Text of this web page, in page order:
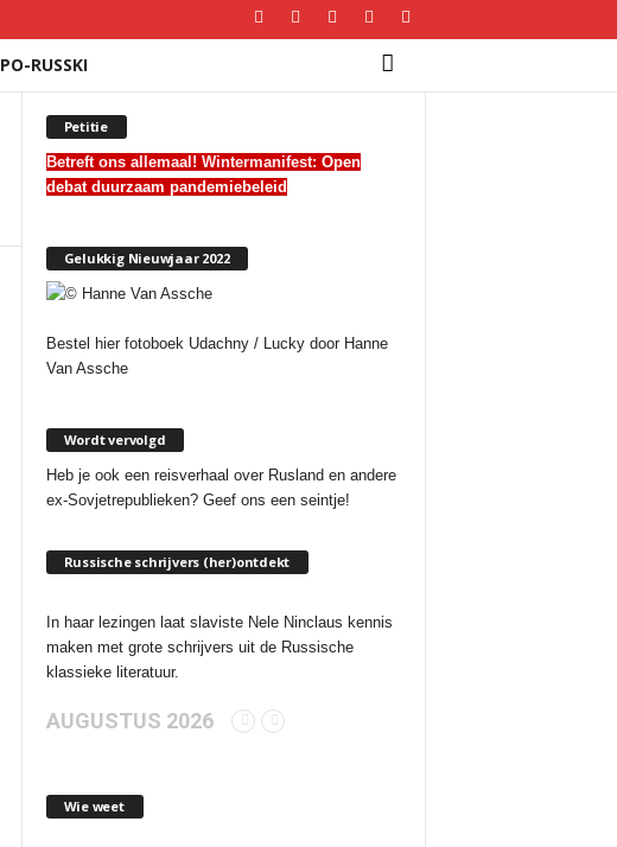
PO-RUSSKI
Petitie
Betreft ons allemaal! Wintermanifest: Open
debat duurzaam pandemiebeleid
Gelukkig Nieuwjaar 2022
Bestel hier fotoboek Udachny / Lucky door Hanne
Van Assche
Wordt vervolgd
Heb je ook een reisverhaal over Rusland en andere
ex-Sovjetrepublieken? Geef ons een seintje!
Russische schrijvers (her)ontdekt
In haar lezingen laat slaviste Nele Ninclaus kennis
maken met grote schrijvers uit de Russische
klassieke literatuur.
AUGUSTUS 2026
Wie weet